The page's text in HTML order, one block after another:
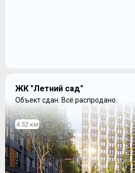
ЖК "Летний сад"
Объект сдан. Всё распродано.
4.52 км